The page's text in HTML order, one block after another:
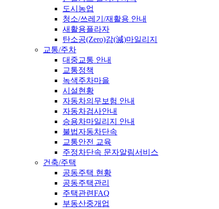
도시농업
청소/쓰레기/재활용 안내
새활용플라자
탄소공(Zero)감(減)마일리지
교통/주차
대중교통 안내
교통정책
녹색주차마을
시설현황
자동차의무보험 안내
자동차검사안내
승용차마일리지 안내
불법자동차단속
교통안전 교육
주정차단속 문자알림서비스
건축/주택
공동주택 현황
공동주택관리
주택관련FAQ
부동산중개업